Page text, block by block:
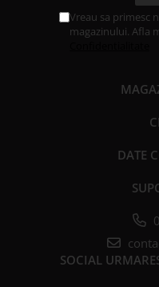
Vreau sa primesc
magazinului. Afla
DATE
SOCIAL